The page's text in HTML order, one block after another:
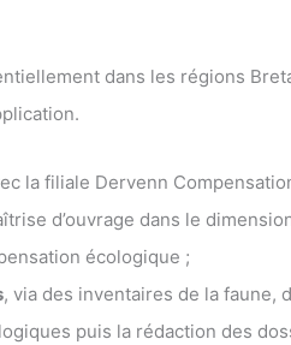
dans les régions
la filiale Dervenn
d’ouvrage dans le
écologique ;
, via des inventaires de la faune,
puis la rédaction des